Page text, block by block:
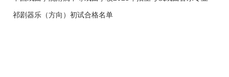
祁剧器乐（方向）初试合格名单